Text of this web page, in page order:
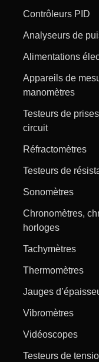
Contrôleurs PID
Analyseurs de
Alimentations
Appareils de
manomètres
Testeurs de
circuit
Réfractomètres
Testeurs de
Sonomètres
Chronomètres,
horloges
Tachymètres
Thermomètres
Jauges
Vibromètres
Vidéoscopes
Testeurs de